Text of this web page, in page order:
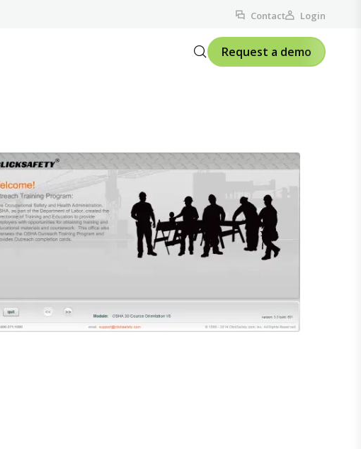
Contact Login
Request a demo